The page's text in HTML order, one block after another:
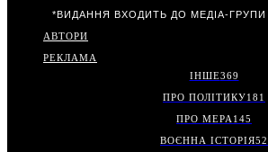
*ВИДАННЯ ВХОДИТЬ ДО МЕДІА-ГРУПИ
АВТОРИ
РЕКЛАМА
ІНШЕ369
ПРО ПОЛІТИКУ181
ПРО МЕРА 145
ВОЄННА ІСТОРІЯ52